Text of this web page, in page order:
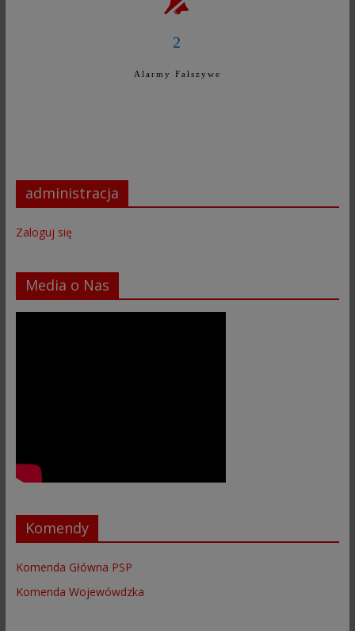
2
Alarmy Fałszywe
administracja
Zaloguj się
Media o Nas
Komendy
Komenda Główna PSP
Komenda Wojewówdzka